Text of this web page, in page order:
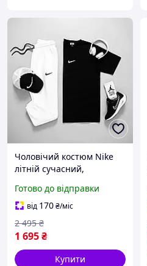
Чоловічий костюм Nike
літній сучасний,
Найк чорно-білий,
Брендові штани та
футболка на кожен день
Готово до відправки
від 170₴/міс
1 695₴
2 495 ₴
Купити